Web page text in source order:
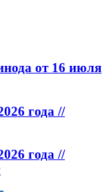
от 16 июля
года //
года //